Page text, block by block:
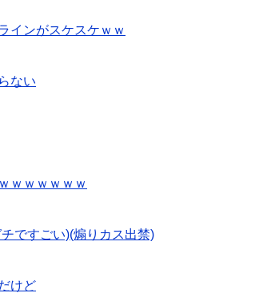
インがスケスケｗｗ
ない
ｗｗｗｗｗｗ
ですごい)(煽りカス出禁)
けど